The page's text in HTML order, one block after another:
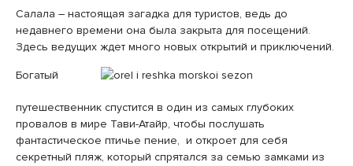
Салала – настоящая загадка для туристов, ведь до
недавнего времени она была закрыта для посещений.
Здесь ведущих ждет много новых открытий и приключений.
Богатый
путешественник спустится в один из самых глубоких
провалов в мире Тави-Атайр, чтобы послушать
фантастическое птичье пение, и откроет для себя
секретный пляж, который спрятался за семью замками из